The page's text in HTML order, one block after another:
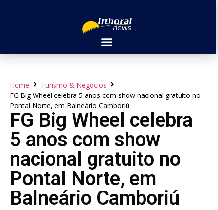
Home
Turismo & Negocios
FG Big Wheel celebra 5 anos com show nacional gratuito no
Pontal Norte, em Balneário Camboriú
FG Big Wheel celebra
5 anos com show
nacional gratuito no
Pontal Norte, em
Balneário Camboriú